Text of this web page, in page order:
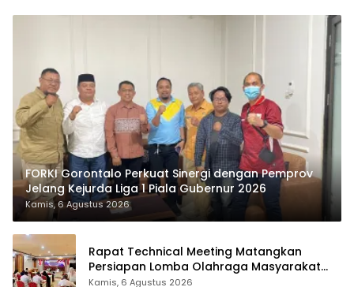
FORKI Gorontalo Perkuat Sinergi dengan Pemprov
Jelang Kejurda Liga 1 Piala Gubernur 2026
Kamis, 6 Agustus 2026
Rapat Technical Meeting Matangkan
Persiapan Lomba Olahraga Masyarakat
Tingkat Provinsi Gorontalo
Kamis, 6 Agustus 2026